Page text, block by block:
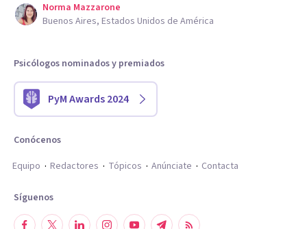
Norma Mazzarone
Buenos Aires, Estados Unidos de América
Psicólogos nominados y premiados
PyM Awards 2024
Conócenos
Equipo
Redactores Tópicos Anúnciate Contacta
Síguenos